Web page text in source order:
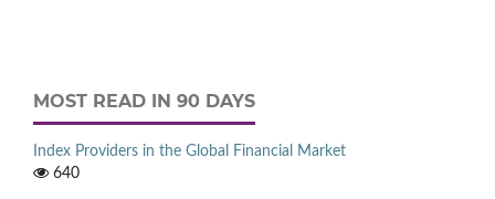
MOST READ IN 90 DAYS
Index Providers in the Global Financial Market
640